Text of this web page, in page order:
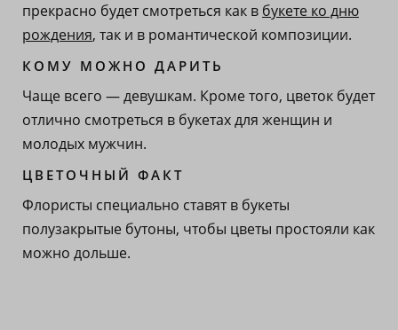
прекрасно будет смотреться как в букете ко дню
рождения, так и в романтической композиции.
КОМУ МОЖНО ДАРИТЬ
Чаще всего — девушкам. Кроме того, цветок будет
отлично смотреться в букетах для женщин и
молодых мужчин.
ЦВЕТОЧНЫЙ ФАКТ
Флористы специально ставят в букеты
полузакрытые бутоны, чтобы цветы простояли как
можно дольше.